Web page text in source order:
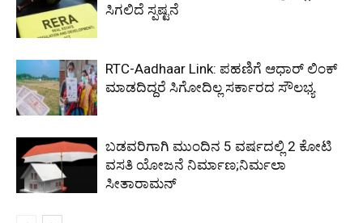
ಸಿಗಲಿದೆ ಸ್ಪಷ್ಟನೆ
RTC-Aadhaar Link: ಪಹಣಿಗೆ ಆಧಾರ್ ಲಿಂಕ್
ಮಾಡದಿದ್ದರೆ ಸಿಗೋದಿಲ್ಲ ಸರ್ಕಾರದ ಸೌಲಭ್ಯ
ಬಡವರಿಗಾಗಿ ಮುಂದಿನ 5 ವರ್ಷದಲ್ಲಿ 2 ಕೋಟಿ
ವಸತಿ ಯೋಜನೆ ನಿರ್ಮಾಣ;ನಿರ್ಮಲಾ
ಸೀತಾರಾಮನ್